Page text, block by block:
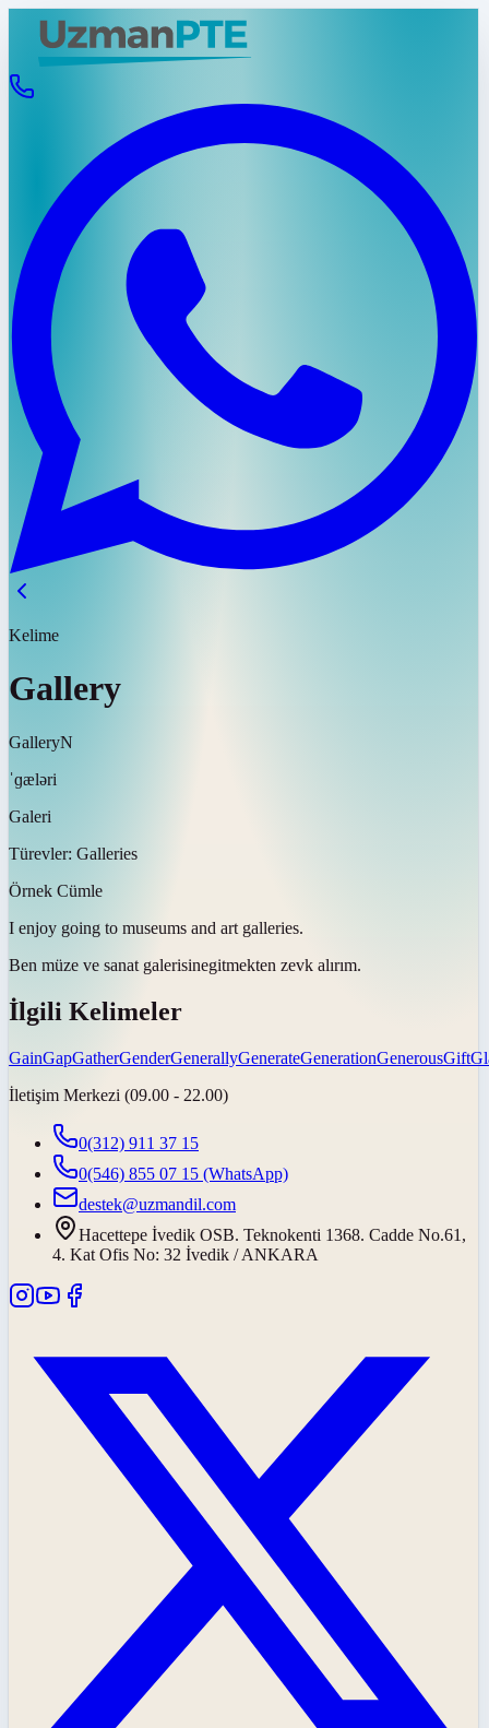
Kelime
Gallery
GalleryN
ˈɡæləri
Galeri
Türevler: Galleries
Örnek Cümle
I enjoy going to museums and art galleries.
Ben müze ve sanat galerisinegitmekten zevk alırım.
İlgili Kelimeler
GainGapGatherGenderGenerallyGenerateGenerationGenerousGift
İletişim Merkezi (09.00 - 22.00)
0(312) 911 37 15
0(546) 855 07 15 (WhatsApp)
destek@uzmandil.com
Hacettepe İvedik OSB. Teknokenti 1368. Cadde No.61,
4. Kat Ofis No: 32 İvedik / ANKARA